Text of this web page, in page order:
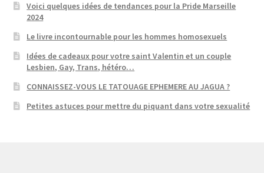
Voici quelques idées de tendances pour la Pride Marseille
2024
Le livre incontournable pour les hommes homosexuels
Idées de cadeaux pour votre saint Valentin et un couple
Lesbien, Gay, Trans, hétéro…
CONNAISSEZ-VOUS LE TATOUAGE EPHEMERE AU JAGUA ?
Petites astuces pour mettre du piquant dans votre sexualité